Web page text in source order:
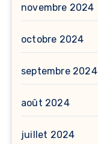
novembre 2024
octobre 2024
septembre 2024
août 2024
juillet 2024